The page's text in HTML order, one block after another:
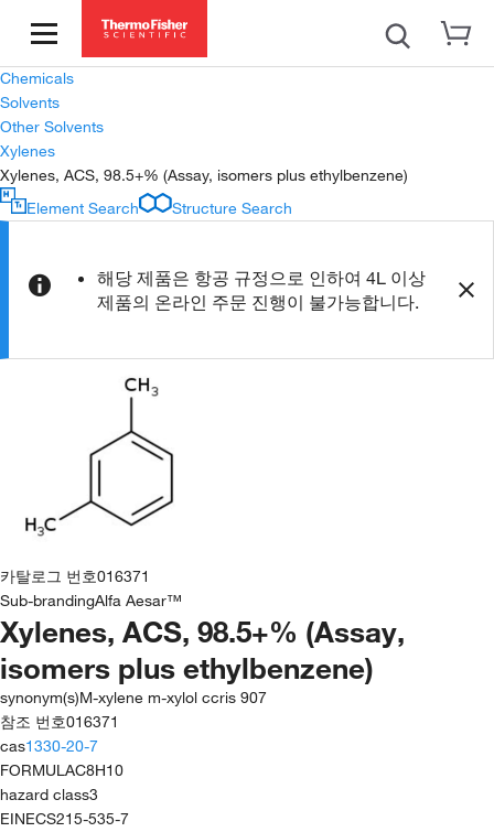
Chemicals
Solvents
Other Solvents
Xylenes
Xylenes, ACS, 98.5+% (Assay, isomers plus ethylbenzene)
Element Search
Structure Search
해당 제품은 항공 규정으로 인하여 4L 이상
제품의 온라인 주문 진행이 불가능합니다.
카탈로그 번호016371
Sub-brandingAlfa Aesar™
Xylenes, ACS, 98.5+% (Assay,
isomers plus ethylbenzene)
synonym(s)M-xylene m-xylol ccris 907
참조 번호016371
cas1330-20-7
FORMULAC8H10
hazard class3
EINECS215-535-7